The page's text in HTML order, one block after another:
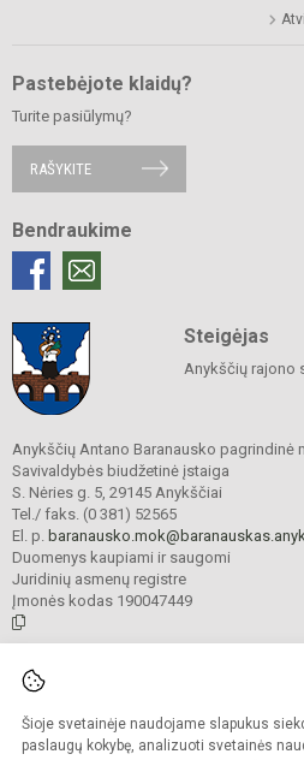
Šioje svetainėje naudojame slapukus
paslaugų kokybę, analizuoti svetainės
Pastebėjote klaidų?
Turite pasiūlymų?
RAŠYKITE
Bendraukime
Steigėjas
Anykščių rajono
Anykščių Antano Baranausko pagrindinė
Savivaldybės biudžetinė įstaiga
S. Nėries g. 5, 29145 Anykščiai
Tel./ faks. (0 381) 52565
El. p.
Duomenys kaupiami ir saugomi
Juridinių asmenų registre
Įmonės kodas 190047449
Kopijuoti turinį be raštiško mokyklos